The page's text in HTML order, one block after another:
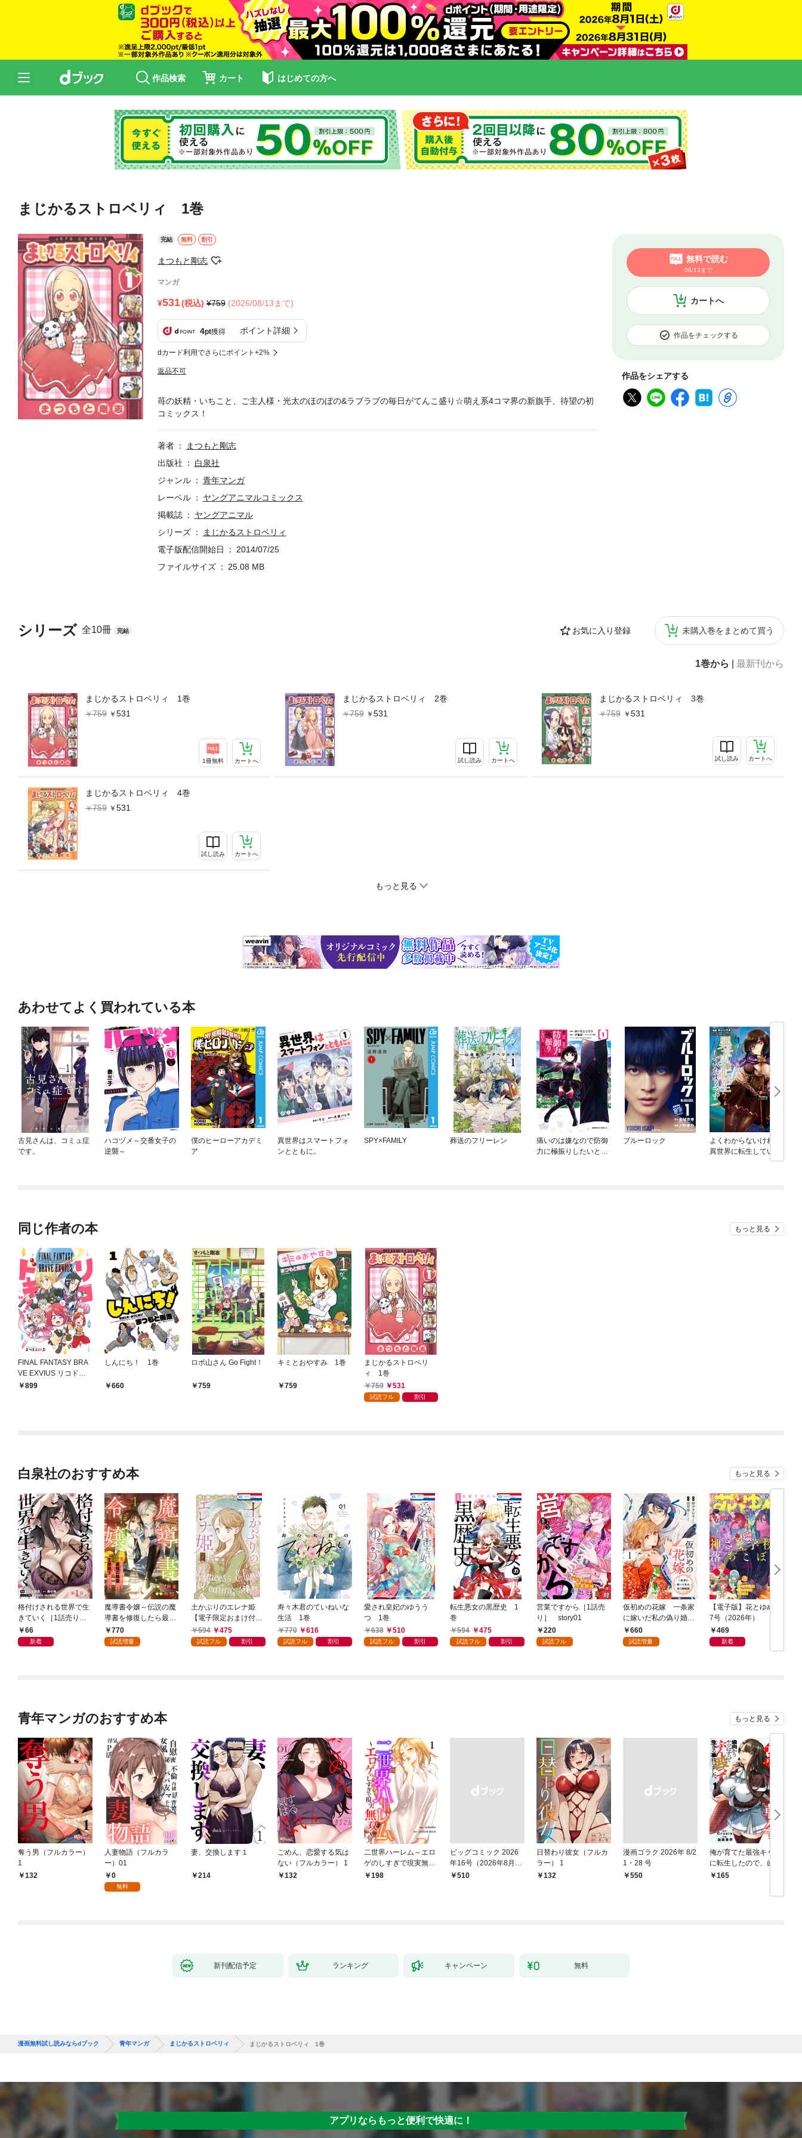
作品検索 カート はじめての方へ
まじかるストロベリィ 1巻
完結 無料 割引
まつもと剛志
マンガ
531(税込) 759 (2026/08/13まで)
4pt獲得 ポイント詳細
dカード利用でさらにポイント+2%
返品不可
カートへ
無料で読む
08/13まで
作品をチェックする
作品をシェアする
シリーズ 全10冊 完結 お気に入り登録 未購入巻をまとめて買う
1巻から 最新刊から
まじかるストロベリィ 1巻
759
531
1冊無料 カートへ
まじかるストロベリィ 2巻
759
531
試し読み カートへ
まじかるストロベリィ 3巻
759
531
試し読み カートへ
まじかるストロベリィ 4巻
759
531
試し読み カートへ
もっと見る
苺の妖精・いちこと、ご主人様・光太のほのぼの&ラブラブの毎日がてんこ盛り☆萌え系4コマ界の新旗手、待望の初
コミックス！
著者
まつもと剛志
出版社
白泉社
ジャンル
青年マンガ
レーベル
ヤングアニマルコミックス
掲載誌
ヤングアニマル
シリーズ
まじかるストロベリィ
電子版配信開始日
2014/07/25
ファイルサイズ
25.08 MB
あわせてよく買われている本
古見さんは、コミュ症
です。
ハコヅメ～交番女子の
逆襲～
僕のヒーローアカデミ
ア
異世界はスマートフォ
ンとともに。
SPY×FAMILY 葬送のフリーレン
痛いのは嫌なので防御
力に極振りしたいと思
ブルーロック
よくわからないけれど
異世界に転生していた
同じ作者の本 もっと見る
FINAL FANTASY BRA
VE EXVIUS リコドキ
ッ！899
しんにち！ 1巻
660
ロボ山さん Go Fight！
759
キミとおやすみ 1巻
759
まじかるストロベリ
ィ 1巻
759
531
試読フル 割引
白泉社のおすすめ本 もっと見る
格付けされる世界で生
きていく［1話売り］
第1話
66
新着
魔導書令嬢～伝説の魔
導書を修復したら最強
の精霊が味方になりま
した（クールな王弟殿
770
試読増量
土かぶりのエレナ姫
【電子限定おまけ付
き】 1巻
594 475
試読フル 割引
寿々木君のていねいな
生活 1巻
770
616
試読フル 割引
愛され皇妃のゆうう
つ 1巻
638
510
試読フル 割引
転生悪女の黒歴史 1
巻
594
475
試読フル 割引
営業ですから［1話売
り］ story01
220
試読フル
仮初めの花嫁 一条家
に嫁いだ私の偽り婚姻
譚【おまけ描き下ろし
付き】 1巻
660
試読増量
【電子版】花とゆめ 1
7号（2026年）
469
新着
青年マンガのおすすめ本 もっと見る
奪う男（フルカラー）
1
132
人妻物語（フルカラ
ー）01
0
無料
妻、交換します１
214
ごめん、恋愛する気は
ない（フルカラー） 1
132
二世界ハーレム～エロ
ゲのしすぎで現実無双
～１198
ビッグコミック 2026
年16号（2026年8月7
日発売）
￥510
日替わり彼女（フルカ
ラー） 1
132
漫画ゴラク 2026年 8/2
1・28 号
￥550
俺が育てた最強キャラ
に転生したので、歯向
かうヤツはすべてぶん
165
新刊配信予定 ランキング キャンペーン 無料
漫画無料試し読みならdブック 青年マンガ まじかるストロベリィ まじかるストロベリィ 1巻
アプリならもっと便利で快適に！